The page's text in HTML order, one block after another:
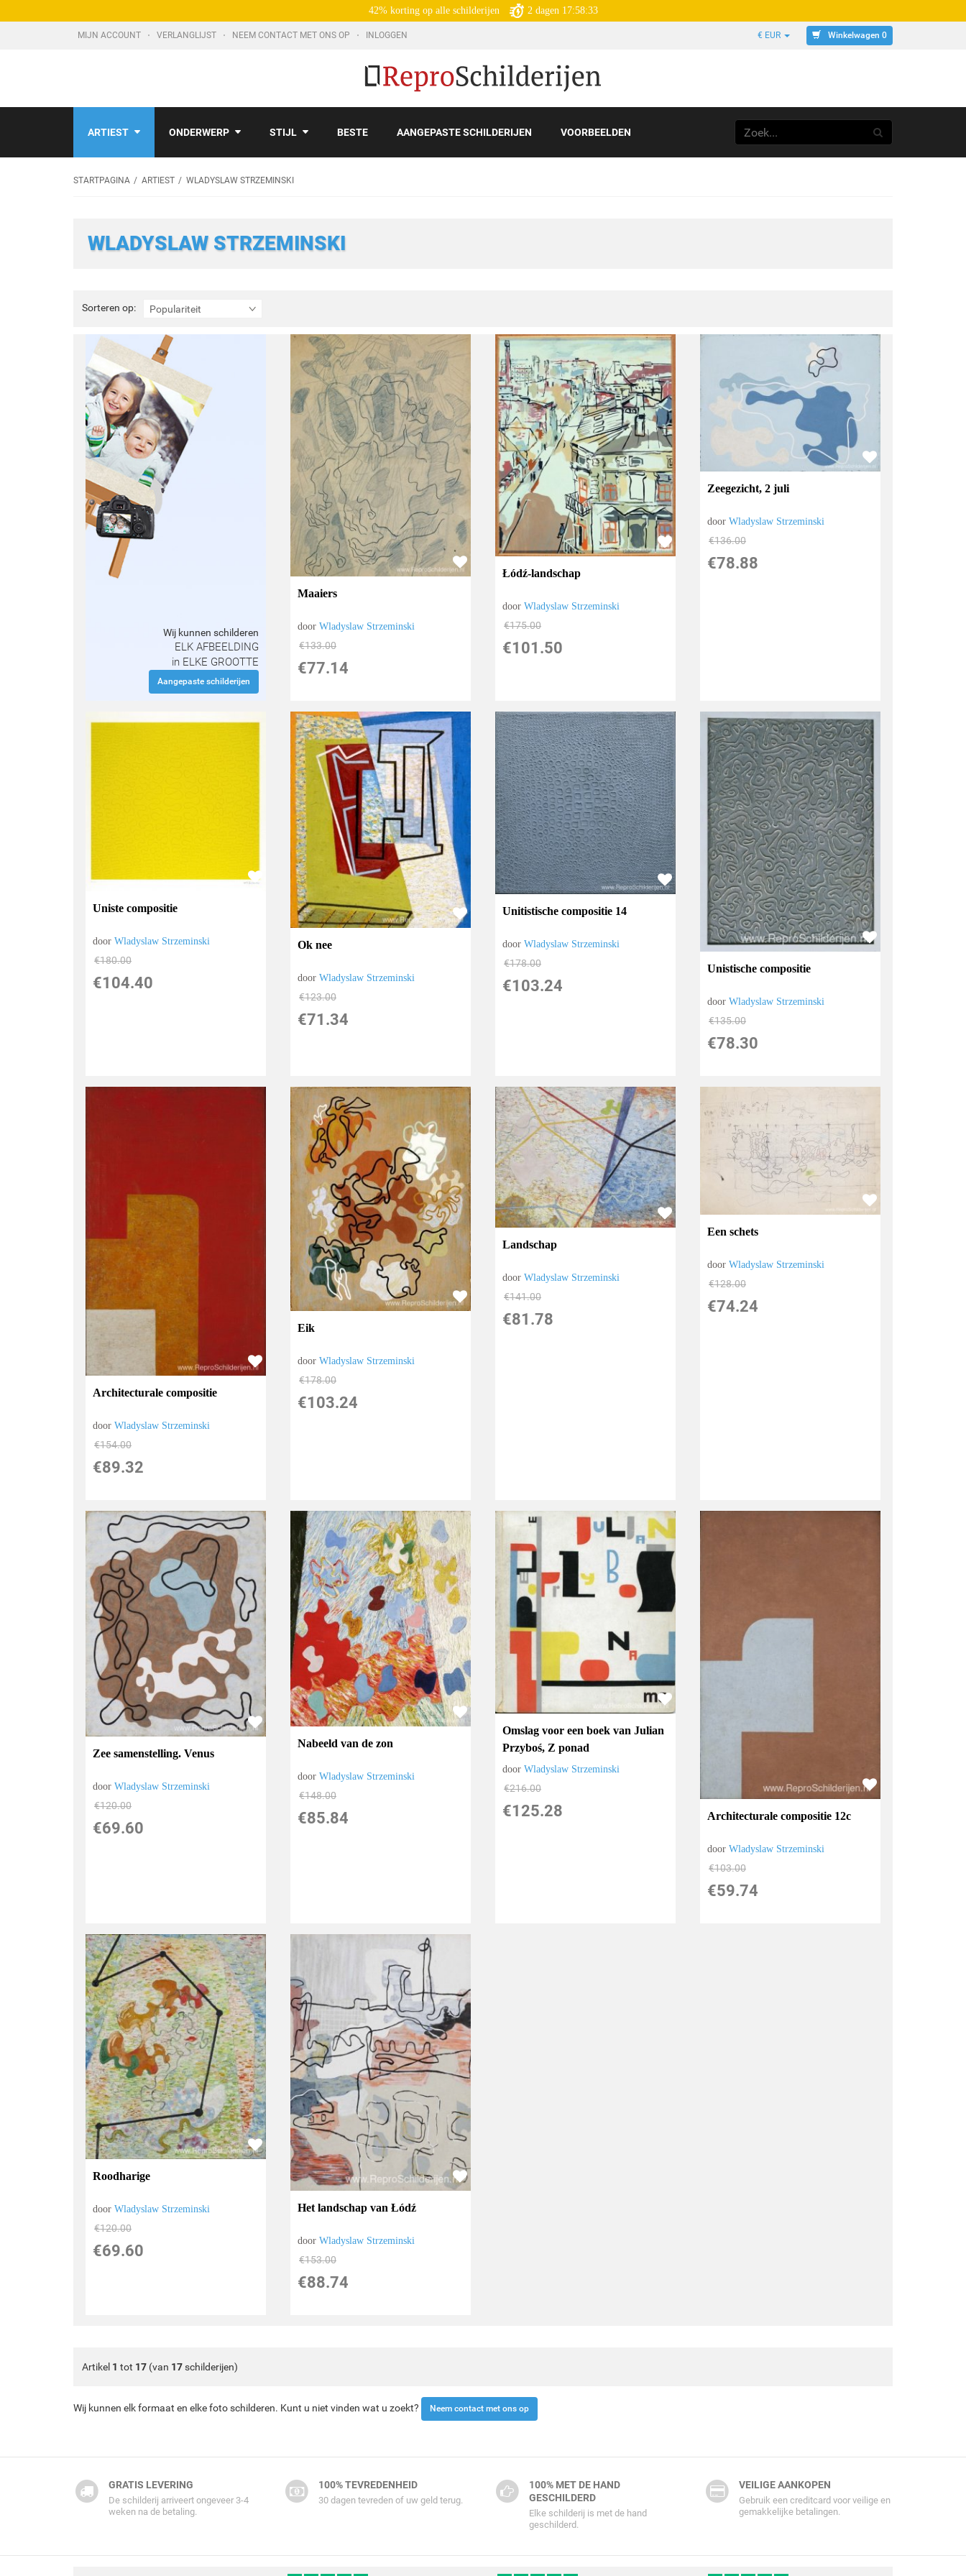
42% korting op alle schilderijen 2 dagen 17:58:31
MIJN ACCOUNT VERLANGLIJST NEEM CONTACT MET ONS OP INLOGGEN € EUR Winkelwagen 0
ARTIEST ONDERWERP STIJL BESTE AANGEPASTE SCHILDERIJEN VOORBEELDEN
STARTPAGINA ARTIEST WLADYSLAW STRZEMINSKI
WLADYSLAW STRZEMINSKI
Sorteren op: Populariteit
Sorteren
op:
Wij kunnen schilderen
ELK AFBEELDING
in ELKE GROOTTE
Aangepaste schilderijen
Maaiers
doorWladyslaw Strzeminski
€133.00
€77.14
Łódź-landschap
doorWladyslaw Strzeminski
€175.00
€101.50
Zeegezicht, 2 juli
doorWladyslaw Strzeminski
€136.00
€78.88
Uniste compositie
doorWladyslaw Strzeminski
€180.00
€104.40
Ok nee
doorWladyslaw Strzeminski
€123.00
€71.34
Unitistische compositie 14
doorWladyslaw Strzeminski
€178.00
€103.24
Unistische compositie
doorWladyslaw Strzeminski
€135.00
€78.30
Architecturale compositie
doorWladyslaw Strzeminski
€154.00
€89.32
Eik
doorWladyslaw Strzeminski
€178.00
€103.24
Landschap
doorWladyslaw Strzeminski
€141.00
€81.78
Een schets
doorWladyslaw Strzeminski
€128.00
€74.24
Zee samenstelling. Venus
doorWladyslaw Strzeminski
€120.00
€69.60
Nabeeld van de zon
doorWladyslaw Strzeminski
€148.00
€85.84
Omslag voor een boek van Julian
Przyboś, Z ponad
doorWladyslaw Strzeminski
€216.00
€125.28 Architecturale compositie 12c
doorWladyslaw Strzeminski
€103.00
€59.74
Roodharige
doorWladyslaw Strzeminski
€120.00
€69.60
Het landschap van Łódź
doorWladyslaw Strzeminski
€153.00
€88.74
Artikel 1 tot 17 (van 17schilderijen)
Wij kunnen elk formaat en elke foto schilderen. Kunt u niet vinden wat u zoekt? Neem contact met ons op
GRATIS LEVERING
De schilderij arriveert ongeveer 3-4
weken na de betaling.
100% TEVREDENHEID
30 dagen tevreden of uw geld terug.
100% MET DE HAND
GESCHILDERD
Elke schilderij is met de hand
geschilderd.
VEILIGE AANKOPEN
Gebruik een creditcard voor veilige en
gemakkelijke betalingen.